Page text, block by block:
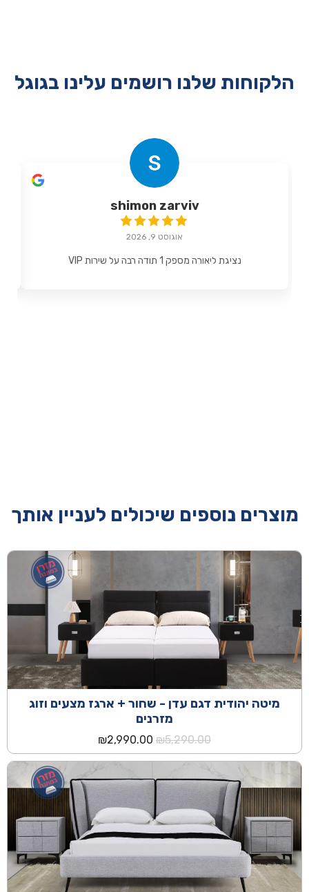
הלקוחות שלנו רושמים עלינו בגוגל
shimon zarviv
אוגוסט 9, 2026
נציגת ליאורה מספק 1 תודה רבה על שירות VIP
מוצרים נוספים שיכולים לעניין אותך
מיטה יהודית דגם עדן - שחור + ארגז מצעים וזוג
מזרנים
₪5,290.00
המחיר
המקורי
היה:
₪5,290.00.
₪2,990.00
הנוכחי
הוא:
₪2,990.00.